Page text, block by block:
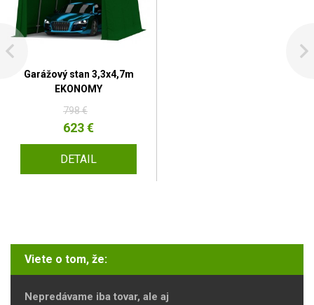
Garážový stan 3,3x4,7m
EKONOMY
798 €
623 €
DETAIL
Viete o tom, že:
Nepredávame iba tovar, ale aj